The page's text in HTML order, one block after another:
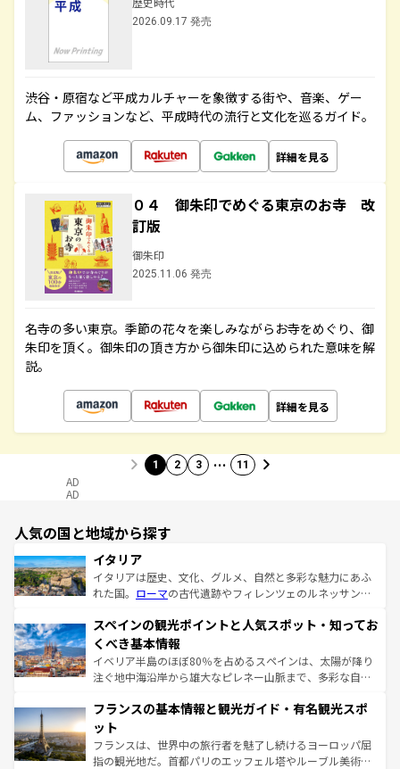
2026.09.17 発売
渋谷・原宿など平成カルチャーを象徴する街や、音楽、ゲー
ム、ファッションなど、平成時代の流行と文化を巡るガイド。
詳細を見る
０４ 御朱印でめぐる東京のお寺 改
訂版
御朱印
2025.11.06 発売
名寺の多い東京。季節の花々を楽しみながらお寺をめぐり、御
朱印を頂く。御朱印の頂き方から御朱印に込められた意味を解
説。
詳細を見る
1 2 3 … 11
AD
AD
人気の国と地域から探す
イタリア
イタリアは歴史、文化、グルメ、自然と多彩な魅力にあふ
れた国。 ローマの古代遺跡やフィレンツェのルネッサンス
ろん、トスカーナの美しい田園風景やアマルフィ海岸の絶
景など、自然景観も見逃せない。観光の合間には、本場の
ピザやパスタなど、絶品のイタリア料理を堪能することも
できる。朝目覚めてから夜眠るまで、すべての瞬間を楽し
なお、新着のイタリア情報はコンテンツ一覧を参照してほ
しい。
スペインの観光ポイントと人気スポット・知ってお
くべき基本情報
イベリア半島のほぼ80％を占めるスペインは、太陽が降り
注ぐ地中海沿岸から雄大なピレネー山脈まで、多彩な自然
文化が根付くこの国では、情熱的なフラメンコ、熱気あふ
れる闘牛、そして美味しいタパスが生活の一部となってい
る。首都マドリードの洗練された雰囲気や、バルセロナの
アートに溢れた街角から、地方では古代ローマ遺跡や中世
フランスの基本情報と観光ガイド・有名観光スポ
ット
フランスは、世界中の旅行者を魅了し続けるヨーロッパ屈
指の観光地だ。首都パリのエッフェル塔やルーブル美術館